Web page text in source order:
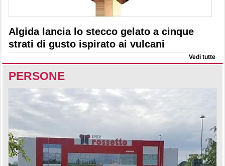
Algida lancia lo stecco gelato a cinque
strati di gusto ispirato ai vulcani
Vedi tutte
PERSONE